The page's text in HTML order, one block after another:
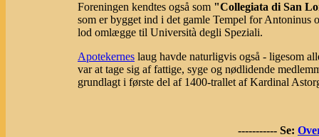
Foreningen kendtes også som "Collegiata di San
som er bygget ind i det gamle Tempel for Antoninus
lod omlægge til Università degli Speziali.
Apotekernes laug havde naturligvis også - ligesom
var at tage sig af fattige, syge og nødlidende
grundlagt i første del af 1400-trallet af Kardinal
----------- Se: